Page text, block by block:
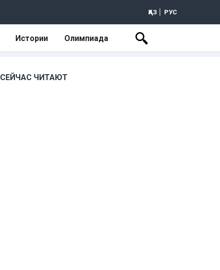
ҚАЗ РУС
Истории Олимпиада
СЕЙЧАС ЧИТАЮТ